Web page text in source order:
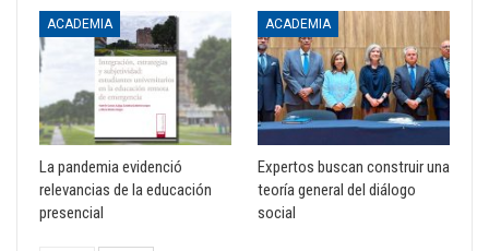
ACADEMIA
La pandemia evidenció
relevancias de la educación
presencial
ACADEMIA
Expertos buscan construir una
teoría general del diálogo
social